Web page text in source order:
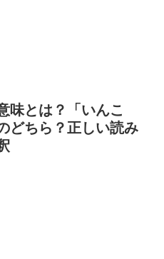
味とは？「いんこ
どちら？正しい読み